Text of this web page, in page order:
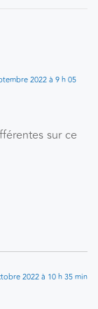
2022 à 9 h 05
sur ce
2022 à 10 h 35 min